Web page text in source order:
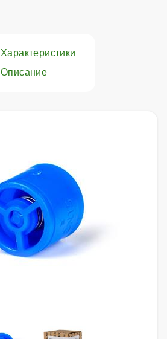
Характеристики
Описание